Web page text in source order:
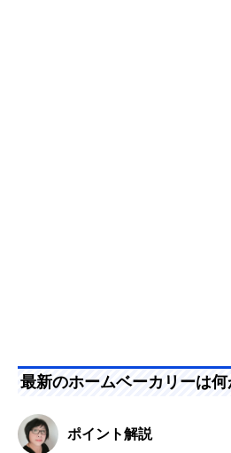
最新のホームベーカリーは何
ポイント解説